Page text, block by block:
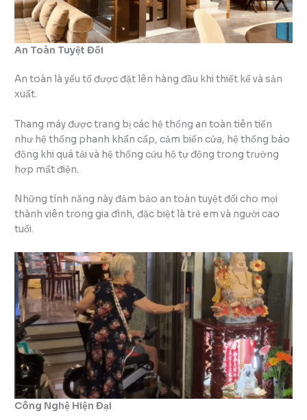
An Toàn Tuyệt Đối
An toàn là yếu tố được đặt lên hàng đầu khi thiết kế và sản
xuất.
Thang máy được trang bị các hệ thống an toàn tiên tiến
như hệ thống phanh khẩn cấp, cảm biến cửa, hệ thống báo
động khi quá tải và hệ thống cứu hộ tự động trong trường
hợp mất điện.
Những tính năng này đảm bảo an toàn tuyệt đối cho mọi
thành viên trong gia đình, đặc biệt là trẻ em và người cao
tuổi.
Công Nghệ Hiện Đại